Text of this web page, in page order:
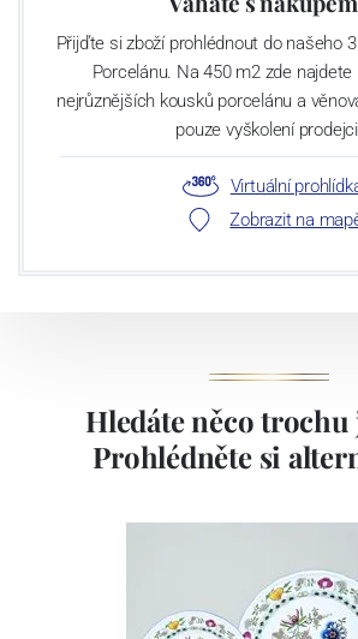
Přijďte si zboží prohlédnout do našeho
Porcelánu. Na 450 m2 zde
nejrůznějších kousků porcelánu a
pouze vyškolení
Virtuální
Zobrazit na
Hledáte něco
Prohlédněte si